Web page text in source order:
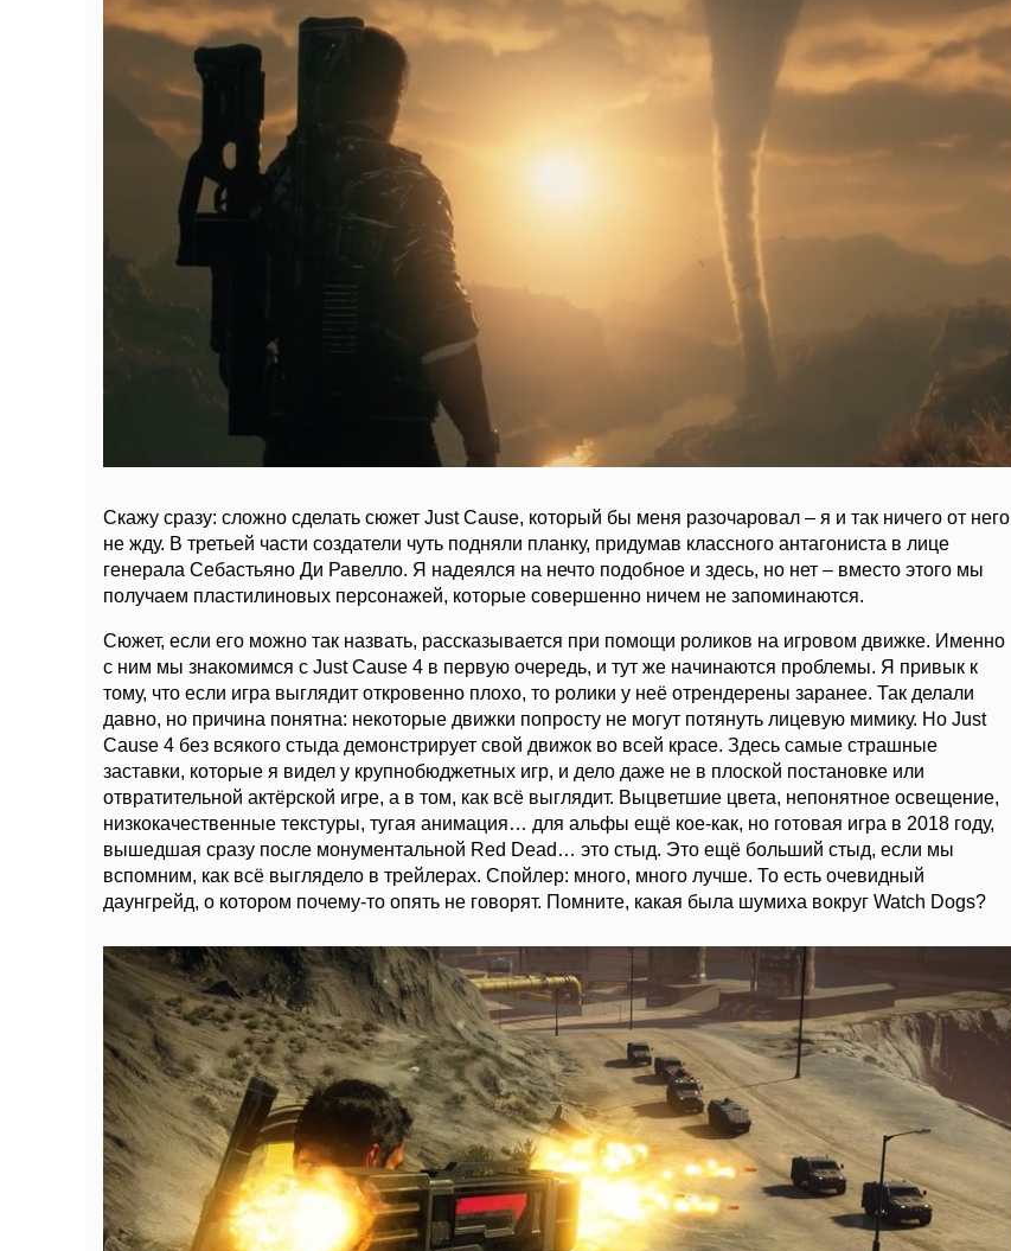
Скажу сразу: сложно сделать сюжет Just Cause, который бы меня разочаровал – я и так ничего от него
не жду. В третьей части создатели чуть подняли планку, придумав классного антагониста в лице
генерала Себастьяно Ди Равелло. Я надеялся на нечто подобное и здесь, но нет – вместо этого мы
получаем пластилиновых персонажей, которые совершенно ничем не запоминаются.
Сюжет, если его можно так назвать, рассказывается при помощи роликов на игровом движке. Именно
с ним мы знакомимся с Just Cause 4 в первую очередь, и тут же начинаются проблемы. Я привык к
тому, что если игра выглядит откровенно плохо, то ролики у неё отрендерены заранее. Так делали
давно, но причина понятна: некоторые движки попросту не могут потянуть лицевую мимику. Но Just
Cause 4 без всякого стыда демонстрирует свой движок во всей красе. Здесь самые страшные
заставки, которые я видел у крупнобюджетных игр, и дело даже не в плоской постановке или
отвратительной актёрской игре, а в том, как всё выглядит. Выцветшие цвета, непонятное освещение,
низкокачественные текстуры, тугая анимация… для альфы ещё кое-как, но готовая игра в 2018 году,
вышедшая сразу после монументальной Red Dead… это стыд. Это ещё больший стыд, если мы
вспомним, как всё выглядело в трейлерах. Спойлер: много, много лучше. То есть очевидный
даунгрейд, о котором почему-то опять не говорят. Помните, какая была шумиха вокруг Watch Dogs?